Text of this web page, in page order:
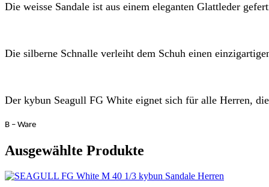
Die weisse Sandale ist aus einem eleganten Glattleder
Die silberne Schnalle verleiht dem Schuh einen
Der kybun Seagull FG White eignet sich für alle Herren,
B – Ware
Ausgewählte Produkte